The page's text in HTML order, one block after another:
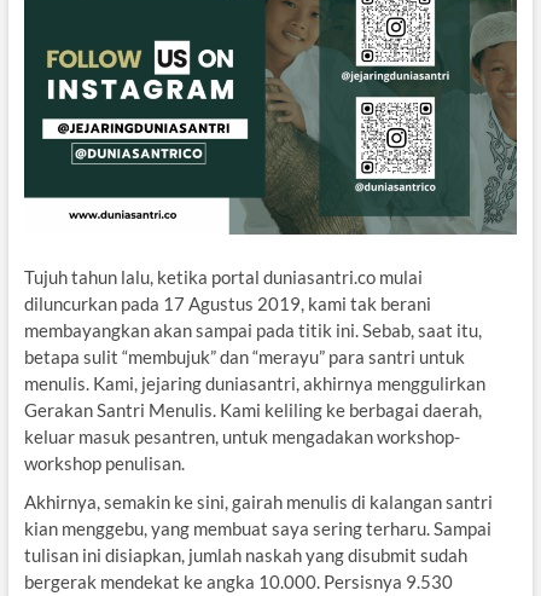
Tujuh tahun lalu, ketika portal duniasantri.co mulai
diluncurkan pada 17 Agustus 2019, kami tak berani
membayangkan akan sampai pada titik ini. Sebab, saat itu,
betapa sulit “membujuk” dan “merayu” para santri untuk
menulis. Kami, jejaring duniasantri, akhirnya menggulirkan
Gerakan Santri Menulis. Kami keliling ke berbagai daerah,
keluar masuk pesantren, untuk mengadakan workshop-
workshop penulisan.
Akhirnya, semakin ke sini, gairah menulis di kalangan santri
kian menggebu, yang membuat saya sering terharu. Sampai
tulisan ini disiapkan, jumlah naskah yang disubmit sudah
bergerak mendekat ke angka 10.000. Persisnya 9.530